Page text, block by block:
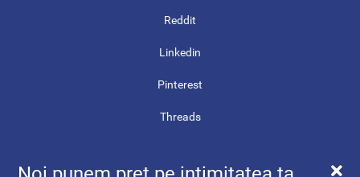
Reddit
Linkedin
Pinterest
Threads